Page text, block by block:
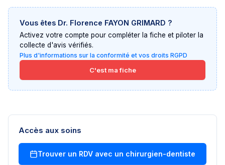
Vous êtes Dr. Florence FAYON GRIMARD ?
Activez votre compte pour compléter la fiche et piloter la
collecte d'avis vérifiés.
Plus d'informations sur la conformité et vos droits RGPD
C'est ma fiche
Accès aux soins
Trouver un RDV avec un chirurgien-dentiste